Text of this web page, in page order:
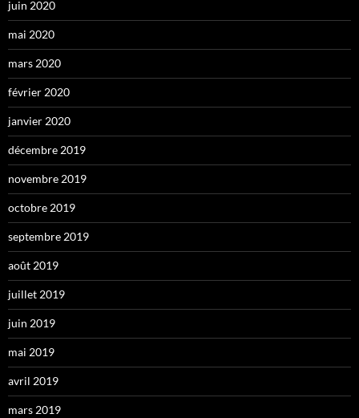
juin 2020
mai 2020
mars 2020
février 2020
janvier 2020
décembre 2019
novembre 2019
octobre 2019
septembre 2019
août 2019
juillet 2019
juin 2019
mai 2019
avril 2019
mars 2019